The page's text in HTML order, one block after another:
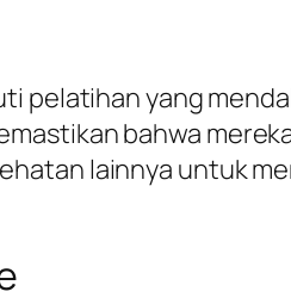
pelatihan yang
bahwa
lainnya untuk